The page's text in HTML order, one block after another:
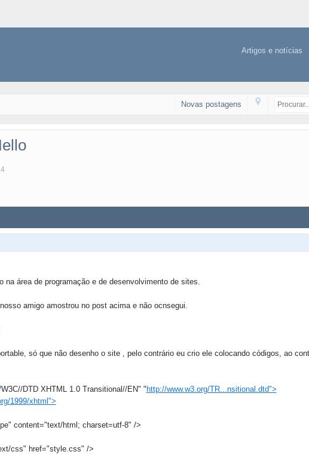
Artigos e notícias
Novas postagens
na área de programação e de desenvolvimento de sites.
amigo amostrou no post acima e não ocnsegui.
só que não desenho o site , pelo contrário eu crio ele colocando códigos, ao
DTD XHTML 1.0 Transitional//EN" "http://www.w3.org/TR...nsitional.dtd">
1999/xhtml">
content="text/html; charset=utf-8" />
css" href="style.css" />